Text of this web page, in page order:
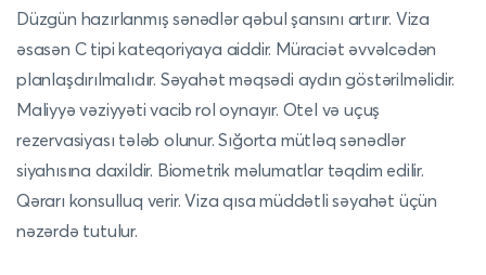
Düzgün hazırlanmış sənədlər qəbul şansını artırır. Viza
əsasən C tipi kateqoriyaya aiddir. Müraciət əvvəlcədən
planlaşdırılmalıdır. Səyahət məqsədi aydın göstərilməlidir.
Maliyyə vəziyyəti vacib rol oynayır. Otel və uçuş
rezervasiyası tələb olunur. Sığorta mütləq sənədlər
siyahısına daxildir. Biometrik məlumatlar təqdim edilir.
Qərarı konsulluq verir. Viza qısa müddətli səyahət üçün
nəzərdə tutulur.